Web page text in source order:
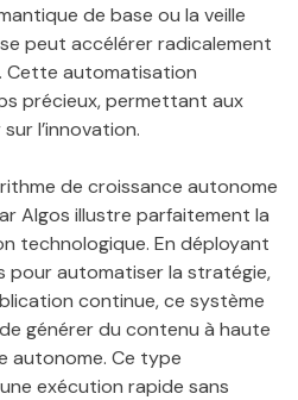
de base ou la veille
peut accélérer radicalement
Cette automatisation
précieux, permettant aux
l’innovation.
de croissance autonome
Algos illustre parfaitement la
technologique. En déployant
pour automatiser la stratégie,
continue, ce système
générer du contenu à haute
autonome. Ce type
exécution rapide sans